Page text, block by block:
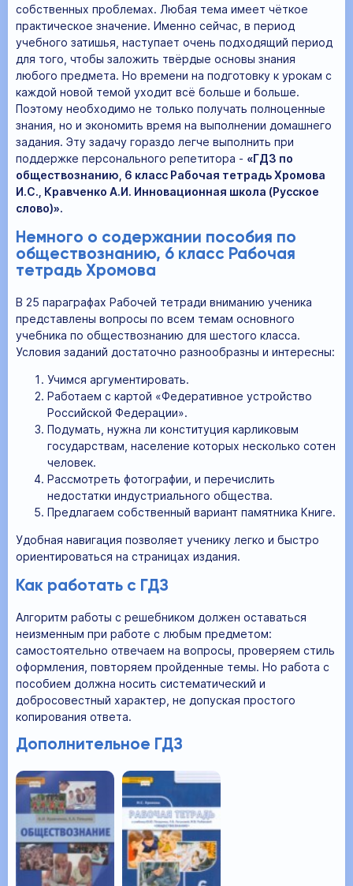
собственных проблемах. Любая тема имеет чёткое
практическое значение. Именно сейчас, в период
учебного затишья, наступает очень подходящий период
для того, чтобы заложить твёрдые основы знания
любого предмета. Но времени на подготовку к урокам с
каждой новой темой уходит всё больше и больше.
Поэтому необходимо не только получать полноценные
знания, но и экономить время на выполнении домашнего
задания. Эту задачу гораздо легче выполнить при
поддержке персонального репетитора - «ГДЗ по
обществознанию, 6 класс Рабочая тетрадь Хромова
И.С., Кравченко А.И. Инновационная школа (Русское
слово)».
Немного о содержании пособия по
обществознанию, 6 класс Рабочая
тетрадь Хромова
В 25 параграфах Рабочей тетради вниманию ученика
представлены вопросы по всем темам основного
учебника по обществознанию для шестого класса.
Условия заданий достаточно разнообразны и интересны:
Учимся аргументировать.
Работаем с картой «Федеративное устройство
Российской Федерации».
Подумать, нужна ли конституция карликовым
государствам, население которых несколько сотен
человек.
Рассмотреть фотографии, и перечислить
недостатки индустриального общества.
Предлагаем собственный вариант памятника Книге.
Удобная навигация позволяет ученику легко и быстро
ориентироваться на страницах издания.
Как работать с ГДЗ
Алгоритм работы с решебником должен оставаться
неизменным при работе с любым предметом:
самостоятельно отвечаем на вопросы, проверяем стиль
оформления, повторяем пройденные темы. Но работа с
пособием должна носить систематический и
добросовестный характер, не допуская простого
копирования ответа.
Дополнительное ГДЗ